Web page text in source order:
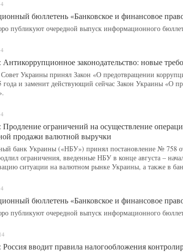
бюллетень «Банковское и финансовое
публикуют очередной выпуск информационного
Антикоррупционное законодательство: новые
Украины принял Закон «О предотвращении
года и заменит действующий сейчас Закон Украины «О
Продление ограничений на осуществление
продажи валютной выручки
банк Украины («НБУ») принял постановление № 758
ограничения, введенные НБУ в конце августа –
ситуации на валютном рынке Украины, а также в
бюллетень «Банковское и финансовое
публикуют очередной выпуск информационного
Россия вводит правила налогообложения